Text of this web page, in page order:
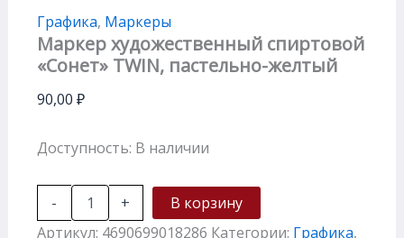
Графика, Маркеры
Маркер художественный спиртовой
«Сонет» TWIN, пастельно-желтый
90,00 ₽
Доступность: В наличии
- +
В корзину
Артикул: 4690699018286 Категории: Графика,